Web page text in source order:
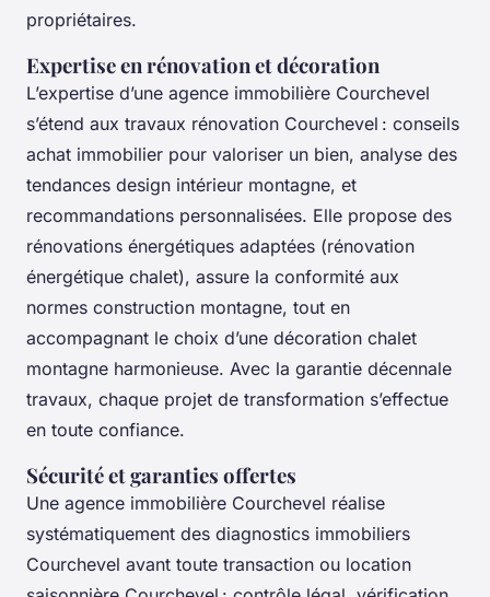
propriétaires.
Expertise en rénovation et décoration
L’expertise d’une agence immobilière Courchevel
s’étend aux travaux rénovation Courchevel : conseils
achat immobilier pour valoriser un bien, analyse des
tendances design intérieur montagne, et
recommandations personnalisées. Elle propose des
rénovations énergétiques adaptées (rénovation
énergétique chalet), assure la conformité aux
normes construction montagne, tout en
accompagnant le choix d’une décoration chalet
montagne harmonieuse. Avec la garantie décennale
travaux, chaque projet de transformation s’effectue
en toute confiance.
Sécurité et garanties offertes
Une agence immobilière Courchevel réalise
systématiquement des diagnostics immobiliers
Courchevel avant toute transaction ou location